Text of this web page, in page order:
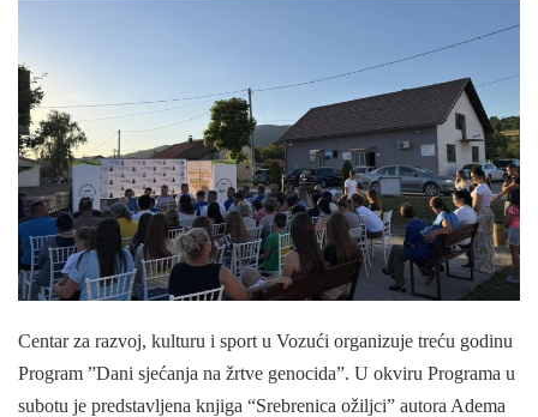
n
e
m
a
i
Centar za razvoj, kulturu i sport u Vozući organizuje treću godinu
Program ”Dani sjećanja na žrtve genocida”. U okviru Programa u
subotu je predstavljena knjiga “Srebrenica ožiljci” autora Adema